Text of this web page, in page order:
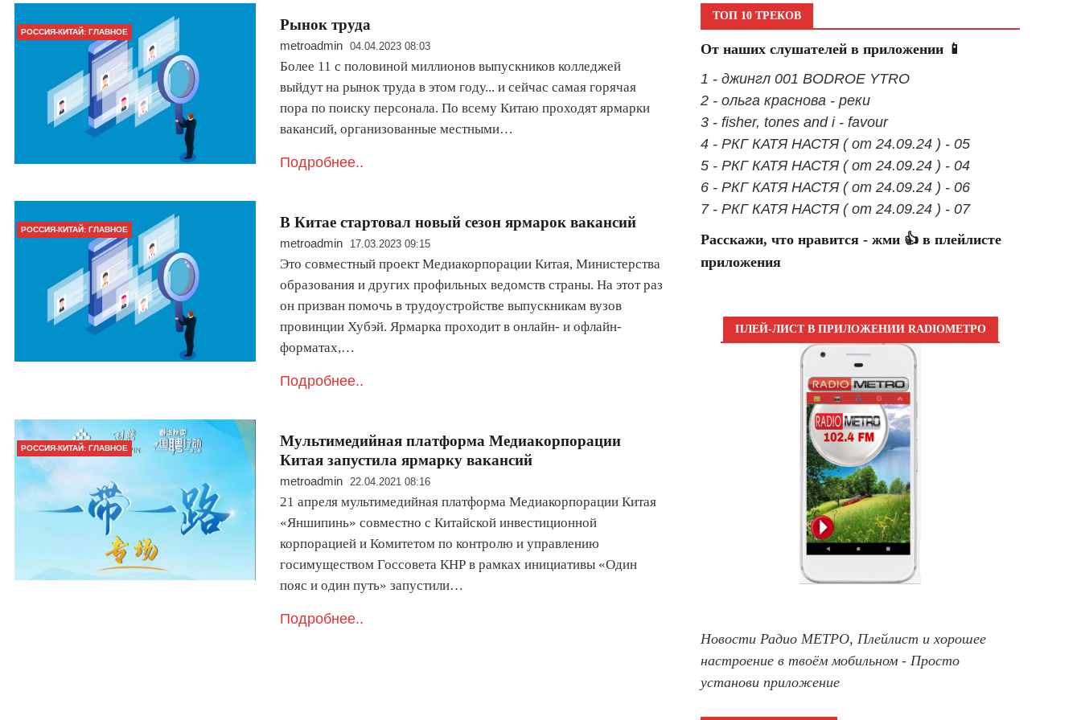
РОССИЯ-КИТАЙ: ГЛАВНОЕ Рынок труда
metroadmin 04.04.2023 08:03
Более 11 с половиной миллионов выпускников колледжей
выйдут на рынок труда в этом году... и сейчас самая горячая
пора по поиску персонала. По всему Китаю проходят ярмарки
вакансий, организованные местными…
Подробнее..
РОССИЯ-КИТАЙ: ГЛАВНОЕ В Китае стартовал новый сезон ярмарок вакансий
metroadmin 17.03.2023 09:15
Это совместный проект Медиакорпорации Китая, Министерства
образования и других профильных ведомств страны. На этот раз
он призван помочь в трудоустройстве выпускникам вузов
провинции Хубэй. Ярмарка проходит в онлайн- и офлайн-
форматах,…
Подробнее..
РОССИЯ-КИТАЙ: ГЛАВНОЕ
Мультимедийная платформа Медиакорпорации
Китая запустила ярмарку вакансий
metroadmin 22.04.2021 08:16
21 апреля мультимедийная платформа Медиакорпорации Китая
«Яншипинь» совместно с Китайской инвестиционной
корпорацией и Комитетом по контролю и управлению
госимуществом Госсовета КНР в рамках инициативы «Один
пояс и один путь» запустили…
Подробнее..
ТОП 10 ТРЕКОВ
От наших слушателей в приложении 📱
1 - джингл 001 BODROE YTRO
2 - ольга краснова - реки
3 - fisher, tones and i - favour
4 - РКГ КАТЯ НАСТЯ ( от 24.09.24 ) - 05
5 - РКГ КАТЯ НАСТЯ ( от 24.09.24 ) - 04
6 - РКГ КАТЯ НАСТЯ ( от 24.09.24 ) - 06
7 - РКГ КАТЯ НАСТЯ ( от 24.09.24 ) - 07
Расскажи, что нравится - жми 👍 в плейлисте
приложения
ПЛЕЙ-ЛИСТ В ПРИЛОЖЕНИИ RADIOМЕТРО
Новости Радио МЕТРО, Плейлист и хорошее
настроение в твоём мобильном - Просто
установи приложение